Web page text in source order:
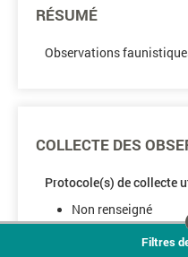
RÉSUMÉ
Observations
COLLECTE DES
Protocole(s) de collecte
Non renseigné
Filtres